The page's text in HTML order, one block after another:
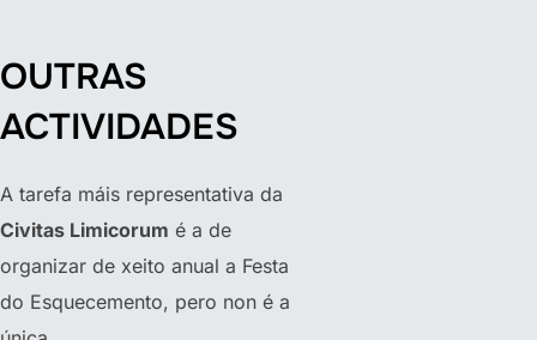
OUTRAS
ACTIVIDADES
A tarefa máis representativa da
Civitas Limicorum é a de
organizar de xeito anual a Festa
do Esquecemento, pero non é a